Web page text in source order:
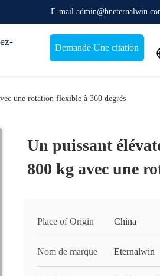
E-mail
Demande Une citation
une rotation flexible à 360 degrés
Un puissant
800 kg avec une
Place of Origin China
Nom de marque Eternalwin